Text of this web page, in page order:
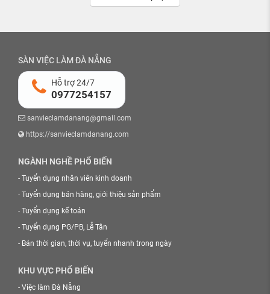
SÀN VIỆC LÀM ĐÀ NẴNG
Hỗ trợ 24/7
0977254157
sanvieclamdanang@gmail.com
https://sanvieclamdanang.com
NGÀNH NGHỀ PHỔ BIẾN
- Tuyển dụng nhân viên kinh doanh
- Tuyển dụng bán hàng, giới thiệu sản phẩm
- Tuyển dụng kế toán
- Tuyển dụng PG/PB, Lễ Tân
- Bán thời gian, thời vụ, tuyển nhanh trong ngày
KHU VỰC PHỔ BIẾN
- Việc làm Đà Nẵng